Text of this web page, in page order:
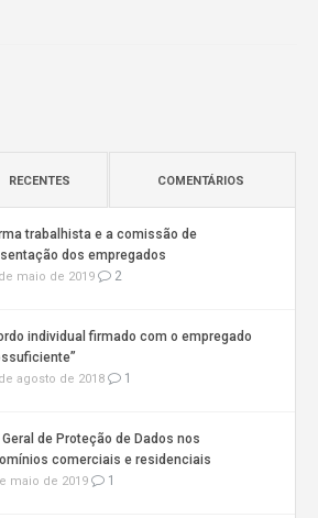
RECENTES COMENTÁRIOS
trabalhista e a comissão de
dos empregados
maio de 2019 2
individual firmado com o empregado
agosto de 2018 1
de Proteção de Dados nos
comerciais e residenciais
maio de 2019 1